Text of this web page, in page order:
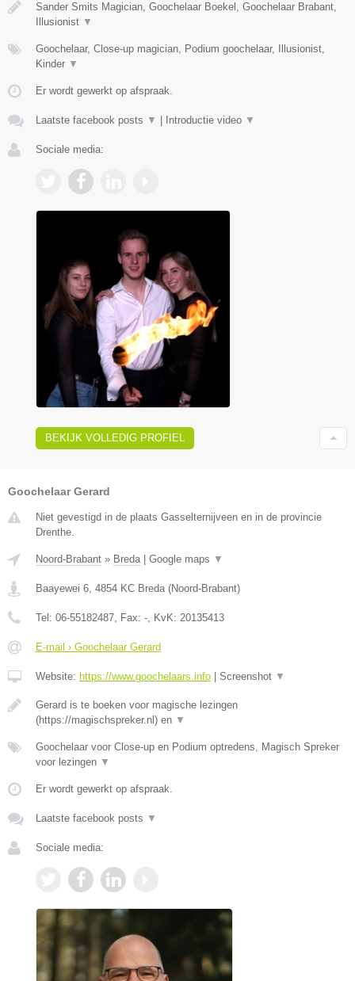
Sander Smits Magician, Goochelaar Boekel, Goochelaar Brabant,
Illusionist ▼
Goochelaar, Close-up magician, Podium goochelaar, Illusionist,
Kinder ▼
Er wordt gewerkt op afspraak.
Laatste facebook posts ▼ Introductie video ▼
Sociale media:
BEKIJK VOLLEDIG PROFIEL
Goochelaar Gerard
Niet gevestigd in de plaats Gasselternijveen en in de provincie
Drenthe.
Noord-Brabant » Breda| Google maps ▼
Baayewei 6, 4854 KC Breda(Noord-Brabant)
Tel: 06-55182487, Fax: -, KvK: 20135413
E-mail › Goochelaar Gerard
Website: https://www.goochelaars.info Screenshot ▼
Gerard is te boeken voor magische lezingen
(https://magischspreker.nl) en ▼
Goochelaar voor Close-up en Podium optredens, Magisch Spreker
voor lezingen ▼
Er wordt gewerkt op afspraak.
Laatste facebook posts ▼
Sociale media: